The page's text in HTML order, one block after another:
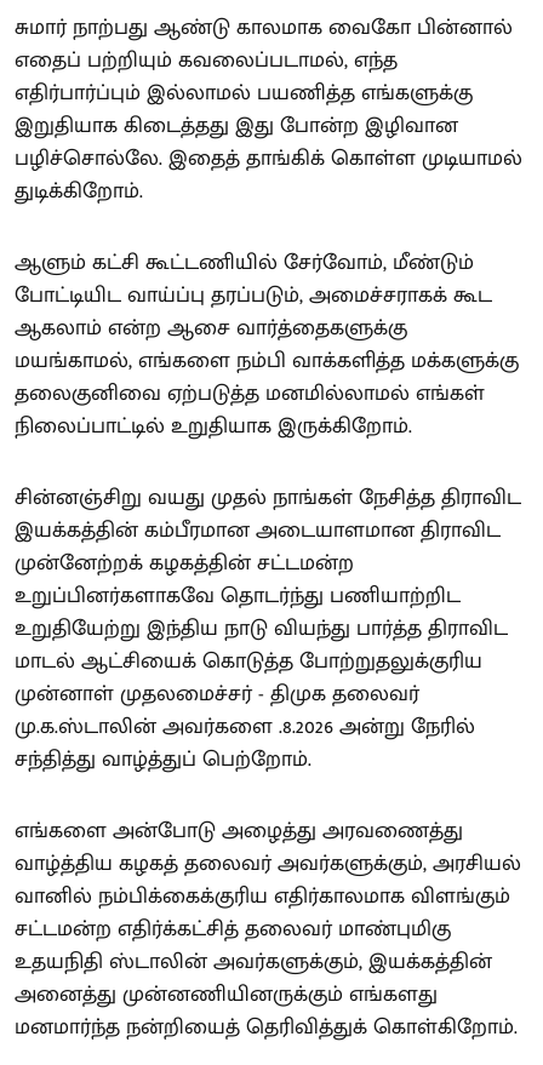
சுமார் நாற்பது ஆண்டு காலமாக வைகோ பின்னால்
எதைப் பற்றியும் கவலைப்படாமல், எந்த
எதிர்பார்ப்பும் இல்லாமல் பயணித்த எங்களுக்கு
இறுதியாக கிடைத்தது இது போன்ற இழிவான
பழிச்சொல்லே. இதைத் தாங்கிக் கொள்ள முடியாமல்
துடிக்கிறோம்.
ஆளும் கட்சி கூட்டணியில் சேர்வோம், மீண்டும்
போட்டியிட வாய்ப்பு தரப்படும், அமைச்சராகக் கூட
ஆகலாம் என்ற ஆசை வார்த்தைகளுக்கு
மயங்காமல், எங்களை நம்பி வாக்களித்த மக்களுக்கு
தலைகுனிவை ஏற்படுத்த மனமில்லாமல் எங்கள்
நிலைப்பாட்டில் உறுதியாக இருக்கிறோம்.
சின்னஞ்சிறு வயது முதல் நாங்கள் நேசித்த திராவிட
இயக்கத்தின் கம்பீரமான அடையாளமான திராவிட
முன்னேற்றக் கழகத்தின் சட்டமன்ற
உறுப்பினர்களாகவே தொடர்ந்து பணியாற்றிட
உறுதியேற்று இந்திய நாடு வியந்து பார்த்த திராவிட
மாடல் ஆட்சியைக் கொடுத்த போற்றுதலுக்குரிய
முன்னாள் முதலமைச்சர் - திமுக தலைவர்
மு.க.ஸ்டாலின் அவர்களை .8.2026 அன்று நேரில்
சந்தித்து வாழ்த்துப் பெற்றோம்.
எங்களை அன்போடு அழைத்து அரவணைத்து
வாழ்த்திய கழகத் தலைவர் அவர்களுக்கும், அரசியல்
வானில் நம்பிக்கைக்குரிய எதிர்காலமாக விளங்கும்
சட்டமன்ற எதிர்க்கட்சித் தலைவர் மாண்புமிகு
உதயநிதி ஸ்டாலின் அவர்களுக்கும், இயக்கத்தின்
அனைத்து முன்னணியினருக்கும் எங்களது
மனமார்ந்த நன்றியைத் தெரிவித்துக் கொள்கிறோம்.